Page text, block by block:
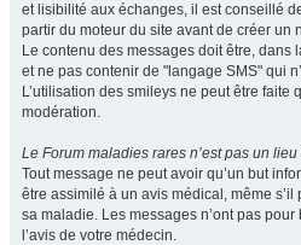
et lisibilité aux échanges, il est conseillé
partir du moteur du site avant de créer un
Le contenu des messages doit être, dans
et ne pas contenir de "langage SMS" qui
L’utilisation des smileys ne peut être faite
modération.
Le Forum maladies rares n’est pas un
Tout message ne peut avoir qu’un but
être assimilé à un avis médical, même s’il
sa maladie. Les messages n’ont pas
l’avis de votre médecin.